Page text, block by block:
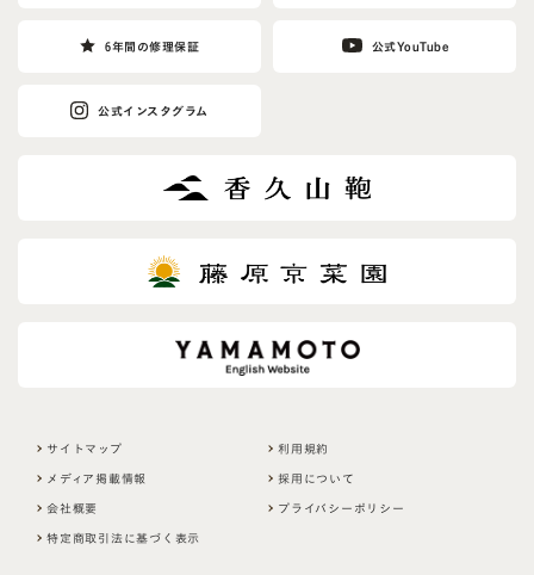
6年間の修理保証 公式YouTube
公式インスタグラム
サイトマップ 利用規約
メディア掲載情報 採用について
会社概要 プライバシーポリシー
特定商取引法に基づく表示